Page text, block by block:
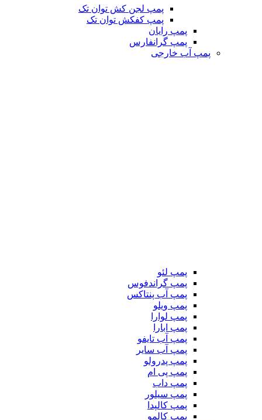
پمپ لجن کش توان تک
پمپ کفکش توان تک
پمپ رایان
پمپ گرانفارس
پمپ آب خارجی
پمپ لئو
پمپ گراندفوس
پمپ آب پنتاکس
پمپ ویلو
پمپ لوارا
پمپ ابارا
پمپ آب تایفو
پمپ آب سایر
پمپ پدرولو
پمپ پی ام
پمپ داب
پمپ سیلور
پمپ کالپدا
پمپ کالمو